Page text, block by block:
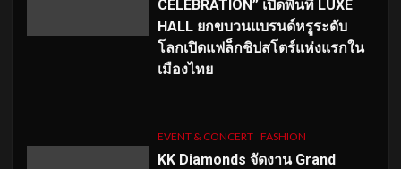
CELEBRATION” เปิดพื้นที่ LUXE
HALL ยกขบวนแบรนด์หรูระดับ
โลกเปิดแฟล็กชิปสโตร์แห่งแรกใน
เมืองไทย
EVENT & CONCERT FASHION
KK Diamonds จัดงาน Grand